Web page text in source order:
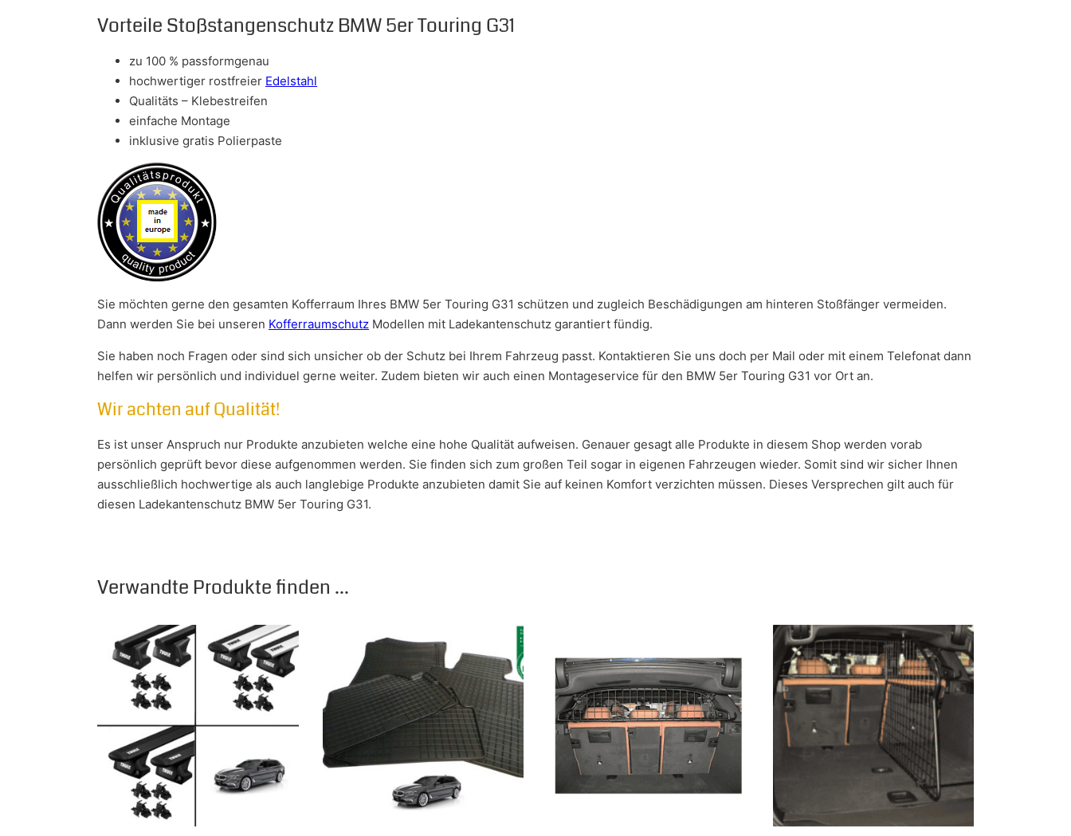
Vorteile Stoßstangenschutz BMW 5er Touring G31
zu 100 % passformgenau
hochwertiger rostfreier Edelstahl
Qualitäts – Klebestreifen
einfache Montage
inklusive gratis Polierpaste
Sie möchten gerne den gesamten Kofferraum Ihres BMW 5er Touring G31 schützen und zugleich Beschädigungen am hinteren Stoßfänger vermeiden.
Dann werden Sie bei unseren Kofferraumschutz Modellen mit Ladekantenschutz garantiert fündig.
Sie haben noch Fragen oder sind sich unsicher ob der Schutz bei Ihrem Fahrzeug passt. Kontaktieren Sie uns doch per Mail oder mit einem Telefonat dann
helfen wir persönlich und individuel gerne weiter. Zudem bieten wir auch einen Montageservice für den BMW 5er Touring G31 vor Ort an.
Wir achten auf Qualität!
Es ist unser Anspruch nur Produkte anzubieten welche eine hohe Qualität aufweisen. Genauer gesagt alle Produkte in diesem Shop werden vorab
persönlich geprüft bevor diese aufgenommen werden. Sie finden sich zum großen Teil sogar in eigenen Fahrzeugen wieder. Somit sind wir sicher Ihnen
ausschließlich hochwertige als auch langlebige Produkte anzubieten damit Sie auf keinen Komfort verzichten müssen. Dieses Versprechen gilt auch für
diesen Ladekantenschutz BMW 5er Touring G31.
Verwandte Produkte finden ...
Dieses Produkt weist mehrere Varianten auf. Die Optionen können auf der Produktseite gewählt werden Dieses Produkt weist mehrere Varianten auf. Die